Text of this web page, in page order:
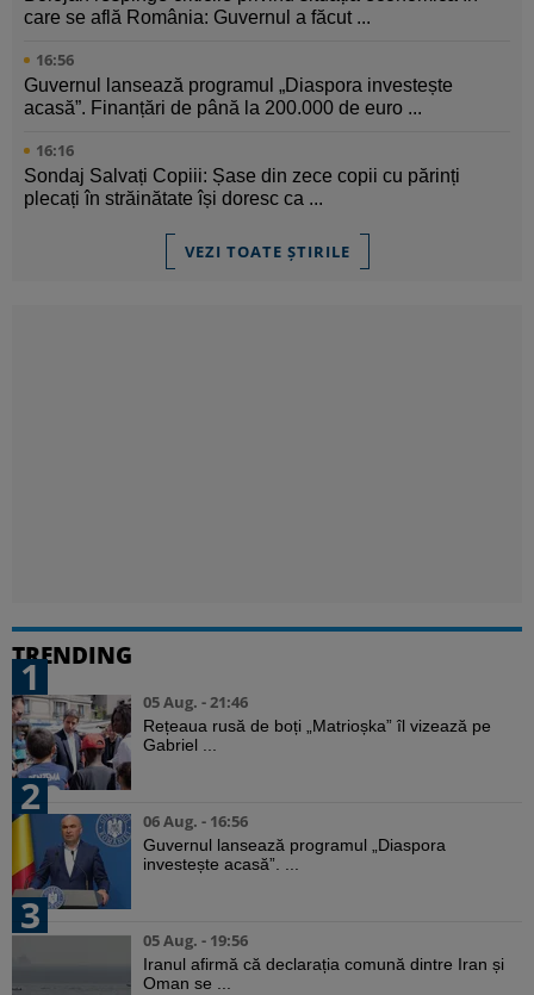
care se află România: Guvernul a făcut ...
16:56
Guvernul lansează programul „Diaspora investește
acasă”. Finanțări de până la 200.000 de euro ...
16:16
Sondaj Salvați Copiii: Șase din zece copii cu părinți
plecați în străinătate își doresc ca ...
VEZI TOATE ȘTIRILE
TRENDING
1
05 Aug. - 21:46
Rețeaua rusă de boți „Matrioșka” îl vizează pe
Gabriel ...
2
06 Aug. - 16:56
Guvernul lansează programul „Diaspora
investește acasă”. ...
3
05 Aug. - 19:56
Iranul afirmă că declarația comună dintre Iran și
Oman se ...